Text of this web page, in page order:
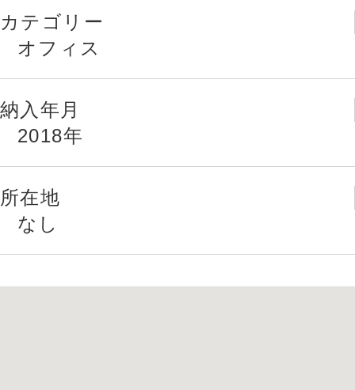
カテゴリー
オフィス
納入年月
2018年
所在地
なし